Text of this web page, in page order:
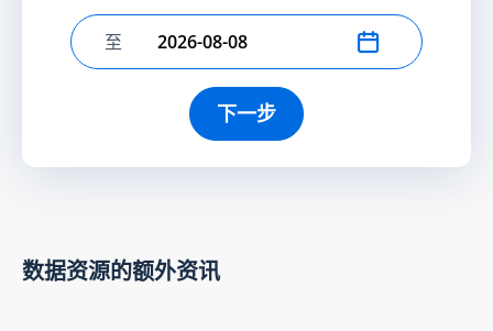
选择结束日期
至
下一步
数据资源的额外资讯